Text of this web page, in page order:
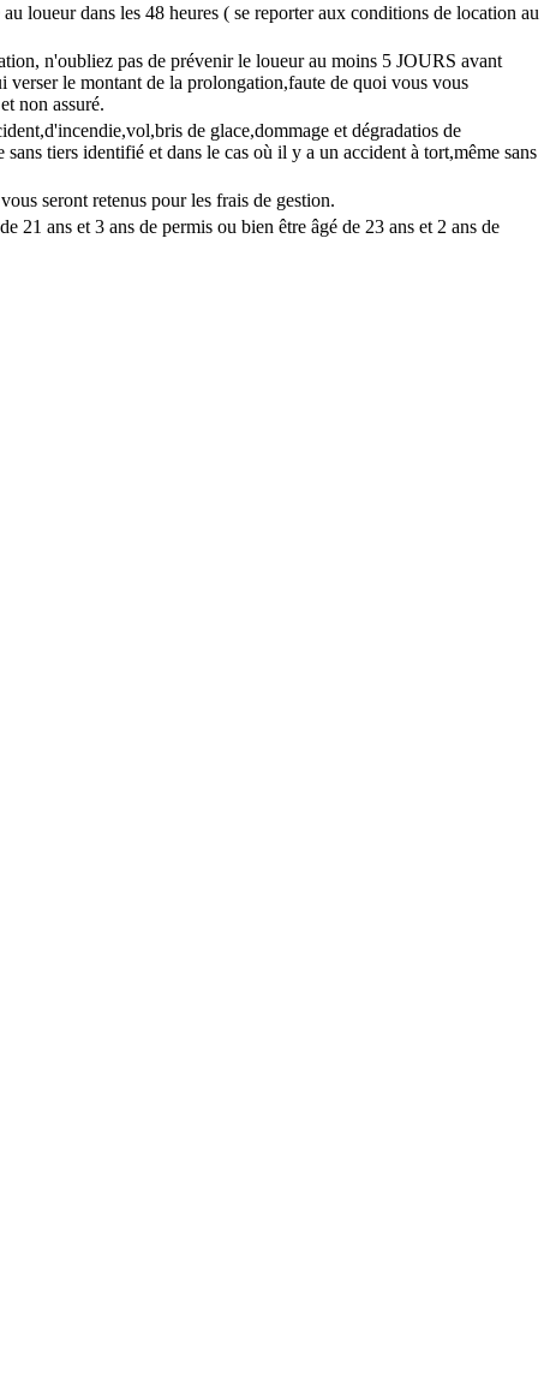
loueur dans les 48 heures ( se reporter aux conditions de location au
n'oubliez pas de prévenir le loueur au moins 5 JOURS avant
le montant de la prolongation,faute de quoi vous vous
non assuré.
de glace,dommage et dégradatios de
tiers identifié et dans le cas où il y a un accident à tort,même sans
seront retenus pour les frais de gestion.
21 ans et 3 ans de permis ou bien être âgé de 23 ans et 2 ans de